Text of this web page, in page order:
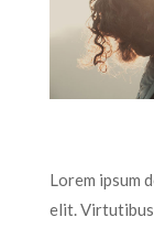
Lorem ipsum
elit.